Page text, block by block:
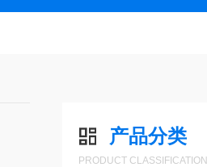
产品分类
PRODUCT CLASSIFICATION